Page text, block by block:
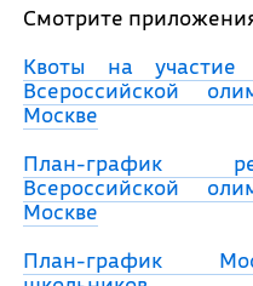
Смотрите
Квоты на участие
Всероссийской
Москве
План-график
Всероссийской
Москве
План-график